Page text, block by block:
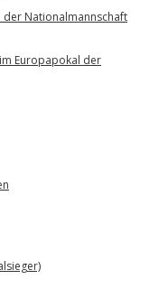
Nationalmannschaft
Europapokal der